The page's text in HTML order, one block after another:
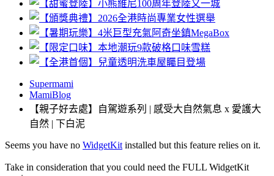
Supermami
MamiBlog
【親子好去處】自駕遊系列 | 感受大自然氣息 x 愛護大
自然 | 下白泥
Seems you have no WidgetKit installed but this feature relies on it.
Take in consideration that you could need the FULL WidgetKit